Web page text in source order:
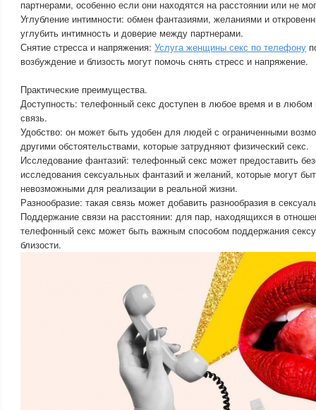
партнерами, особенно если они находятся на расстоянии или не
Углубление интимности: обмен фантазиями, желаниями и
углубить интимность и доверие между партнерами.
Снятие стресса и напряжения: Услуга женщины секс по телефону
возбуждение и близость могут помочь снять стресс и напряжение.
Практические преимущества.
Доступность: телефонный секс доступен в любое время и в любом
связь.
Удобство: он может быть удобен для людей с ограниченными
другими обстоятельствами, которые затрудняют физический секс.
Исследование фантазий: телефонный секс может предоставить
исследования сексуальных фантазий и желаний, которые могут
невозможными для реализации в реальной жизни.
Разнообразие: такая связь может добавить разнообразия в
Поддержание связи на расстоянии: для пар, находящихся в
телефонный секс может быть важным способом поддержания
близости.